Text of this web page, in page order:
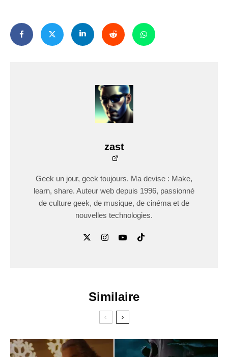
zast
Geek un jour, geek toujours. Ma devise : Make,
learn, share. Auteur web depuis 1996, passionné
de culture geek, de musique, de cinéma et de
nouvelles technologies.
Similaire